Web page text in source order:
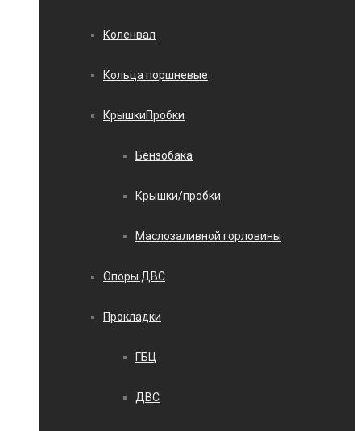
Коленвал
Кольца поршневые
КрышкиПробки
Бензобака
Крышки/пробки
Маслозаливной горловины
Опоры ДВС
Прокладки
ГБЦ
ДВС